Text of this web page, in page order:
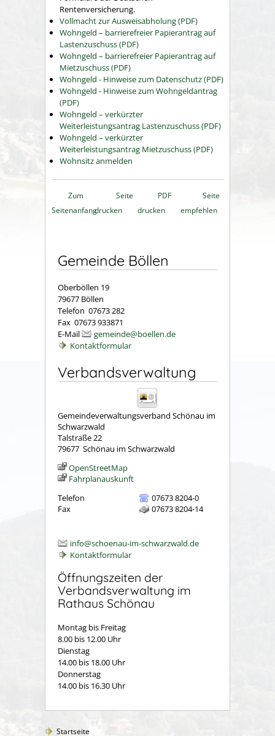
Rentenversicherung.
Vollmacht zur Ausweisabholung (PDF)
Wohngeld – barrierefreier Papierantrag auf
Lastenzuschuss (PDF)
Wohngeld – barrierefreier Papierantrag auf
Mietzuschuss (PDF)
Wohngeld - Hinweise zum Datenschutz (PDF)
Wohngeld - Hinweise zum Wohngeldantrag
(PDF)
Wohngeld – verkürzter
Weiterleistungsantrag Lastenzuschuss (PDF)
Wohngeld – verkürzter
Weiterleistungsantrag Mietzuschuss (PDF)
Wohnsitz anmelden
Zum
Seitenanfang
Seite
drucken
PDF
drucken
Seite
empfehlen
Gemeinde Böllen
Oberböllen 19
79677 Böllen
Telefon 07673 282
Fax 07673 933871
E-Mail
gemeinde@boellen.de
Kontaktformular
Verbandsverwaltung
Gemeindeverwaltungsverband Schönau im
Schwarzwald
Talstraße 22
79677 Schönau im Schwarzwald
OpenStreetMap
Fahrplanauskunft
Telefon
07673 8204-0
Fax
07673 8204-14
info@schoenau-im-schwarzwald.de
Kontaktformular
Öffnungszeiten der
Verbandsverwaltung im
Rathaus Schönau
Montag bis Freitag
8.00 bis 12.00 Uhr
Dienstag
14.00 bis 18.00 Uhr
Donnerstag
14.00 bis 16.30 Uhr
Startseite